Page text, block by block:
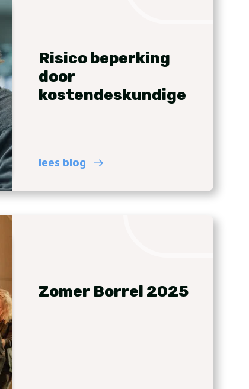
Risico beperking
door
kostendeskundige
lees blog
Zomer Borrel 2025